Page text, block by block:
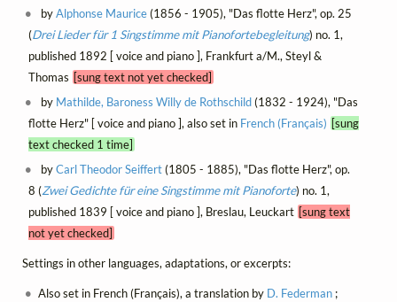
byAlphonse Maurice(1856 - 1905), "Das flotte Herz", op. 25
(Drei Lieder für 1 Singstimme mit Pianofortebegleitung) no. 1,
published 1892 [ voice and piano ], Frankfurt a/M., Steyl &
Thomas [sung text not yet checked]
by Mathilde, Baroness Willy de Rothschild(1832 - 1924), "Das
flotte Herz" [ voice and piano ], also set in French (Français) [sung
text checked 1 time]
byCarl Theodor Seiffert(1805 - 1885), "Das flotte Herz", op.
8 (Zwei Gedichte für eine Singstimme mit Pianoforte) no. 1,
published 1839 [ voice and piano ], Breslau, Leuckart [sung text
not yet checked]
Settings in other languages, adaptations, or excerpts:
Also set in French (Français), a translation by D. Federman ;